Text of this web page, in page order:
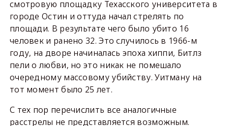
смотровую площадку Техасского университета в
городе Остин и оттуда начал стрелять по
площади. В результате чего было убито 16
человек и ранено 32. Это случилось в 1966-м
году, на дворе начиналась эпоха хиппи, Битлз
пели о любви, но это никак не помешало
очередному массовому убийству. Уитману на
тот момент было 25 лет.
С тех пор перечислить все аналогичные
расстрелы не представляется возможным.